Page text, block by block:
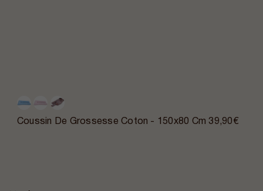
Coussin De Grossesse Coton - 150x80 Cm 39,90€